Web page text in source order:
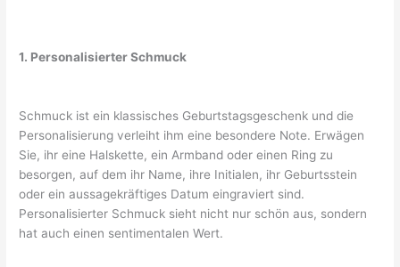
1. Personalisierter Schmuck
Schmuck ist ein klassisches Geburtstagsgeschenk und die
Personalisierung verleiht ihm eine besondere Note. Erwägen
Sie, ihr eine Halskette, ein Armband oder einen Ring zu
besorgen, auf dem ihr Name, ihre Initialen, ihr Geburtsstein
oder ein aussagekräftiges Datum eingraviert sind.
Personalisierter Schmuck sieht nicht nur schön aus, sondern
hat auch einen sentimentalen Wert.